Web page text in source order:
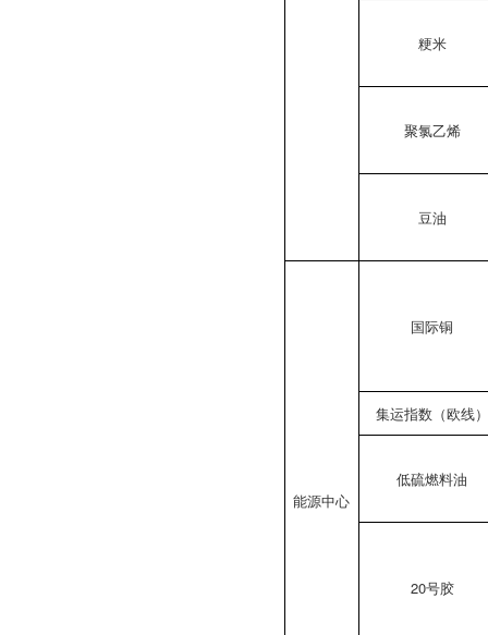
粳米
聚氯乙烯
豆油
能源中心
国际铜
集运指数（欧线）
低硫燃料油
20号胶